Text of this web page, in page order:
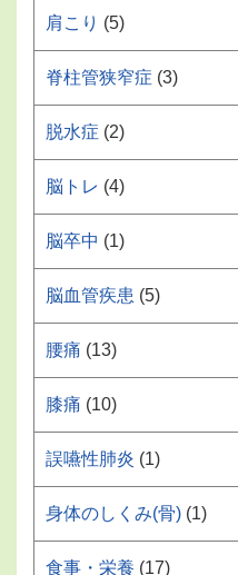
肩こり (5)
脊柱管狭窄症 (3)
脱水症 (2)
脳トレ (4)
脳卒中 (1)
脳血管疾患 (5)
腰痛 (13)
膝痛 (10)
誤嚥性肺炎 (1)
身体のしくみ(骨) (1)
食事・栄養 (17)